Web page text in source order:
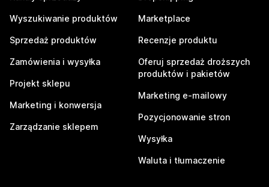
Wyszukiwanie produktów
Sprzedaż produktów
Zamówienia i wysyłka
Projekt sklepu
Marketing i konwersja
Zarządzanie sklepem
Marketplace
Recenzje produktu
Oferuj sprzedaż droższych
produktów i pakietów
Marketing e-mailowy
Pozycjonowanie stron
Wysyłka
Waluta i tłumaczenie